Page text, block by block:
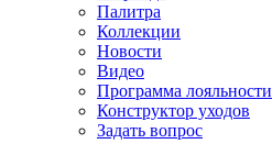
Палитра
Коллекции
Новости
Видео
Программа лояльности
Конструктор уходов
Задать вопрос